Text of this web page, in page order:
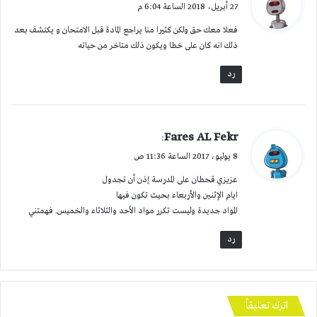
ل
27 أبريل، 2018 الساعة 6:04 م
فعلا معك حق ولكن كثيرا منا يراجع المادة قبل الامتحان و يكتشف بعد
ذلك انه كان على خطا ويكون ذلك متاخر من حياته
رد
ي
ل
Fares AL Fekr
:
8 يوليو، 2017 الساعة 11:36 ص
عزيزي قحطان على المدرسة إذن أن تجدول
ايام الإثنين والأربعاء بحيث تكون فيها
المواد جديدة وليست تكرر مواد الأحد والثلاثاء والخميس. فهمتني
رد
اترك تعليقاً